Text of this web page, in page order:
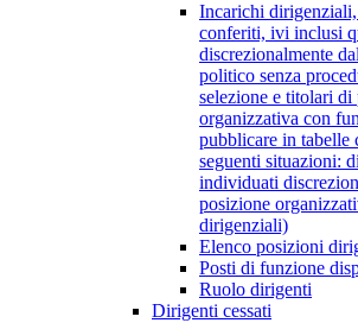
Incarichi
conferiti, ivi inclusi
discrezionalmente
politico senza
selezione e titolari di
organizzativa con
pubblicare in tabelle
seguenti situazioni:
individuati
posizione
dirigenziali)
Elenco posizioni
Posti di funzione
Ruolo dirigenti
Dirigenti cessati